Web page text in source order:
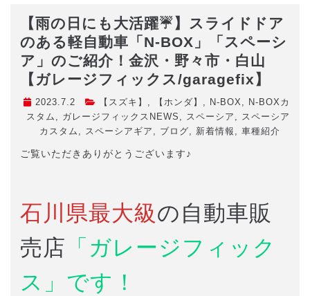
【雨の日にも大活躍☔】スライドドア
のある軽自動車「N-BOX」「スペーシ
ア」のご紹介！金沢・野々市・白山
【ガレージフィックス/garagefix】
2023.7.2 【スズキ】 , 【ホンダ】 , N-BOX ,
N-BOXカ
スタム , ガレージフィックスNEWS , スペーシア , スペーシア
カスタム , スペーシアギア , ブログ, 新着情報 , 車種紹介
ご覧いただきありがとうございます♪
石川県最大級の自動車販
売店 「ガレージフィック
ス」です！